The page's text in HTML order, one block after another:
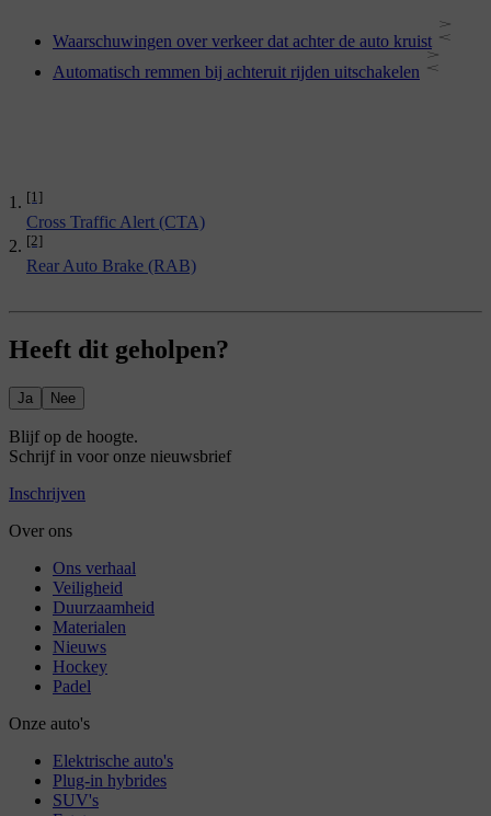
[1]
Cross Traffic Alert (CTA)
[2]
Rear Auto Brake (RAB)
Waarschuwingen over verkeer dat achter de auto kruist
Automatisch remmen bij achteruit rijden uitschakelen
Heeft dit geholpen?
Ja Nee